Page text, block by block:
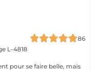
86
L-4818
pour se faire belle, mais